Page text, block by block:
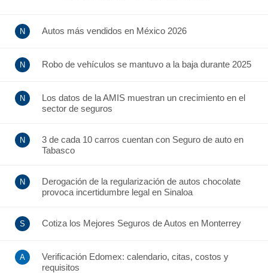
Autos más vendidos en México 2026
Robo de vehículos se mantuvo a la baja durante 2025
Los datos de la AMIS muestran un crecimiento en el
sector de seguros
3 de cada 10 carros cuentan con Seguro de auto en
Tabasco
Derogación de la regularización de autos chocolate
provoca incertidumbre legal en Sinaloa
Cotiza los Mejores Seguros de Autos en Monterrey
Verificación Edomex: calendario, citas, costos y
requisitos